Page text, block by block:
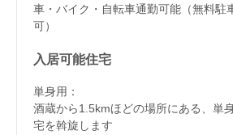
車・バイク・自転車通勤可能（無料駐
可）
入居可能住宅
単身用：
酒蔵から1.5kmほどの場所にある、単
宅を斡旋します